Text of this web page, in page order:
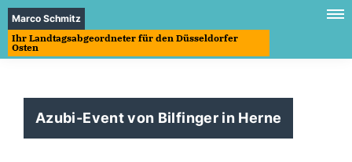
Marco Schmitz
Ihr Landtagsabgeordneter für den Düsseldorfer
Osten
Azubi-Event von Bilfinger in Herne